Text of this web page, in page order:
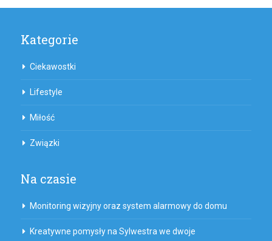
Kategorie
Ciekawostki
Lifestyle
Miłość
Związki
Na czasie
Monitoring wizyjny oraz system alarmowy do domu
Kreatywne pomysły na Sylwestra we dwoje